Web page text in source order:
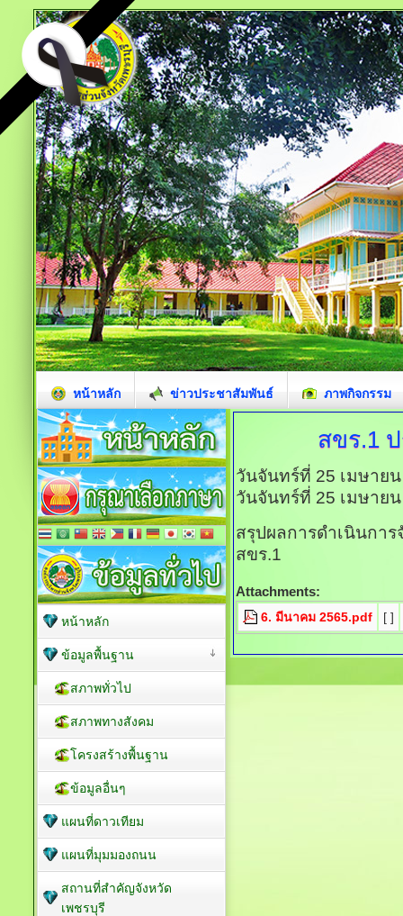
หน้าหลัก ข่าวประชาสัมพันธ์ ภาพกิจกรรม
สขร.1
วันจันทร์ที่ 25 เมษาย
วันจันทร์ที่ 25 เมษาย
สรุปผลการดำเนินกา
สขร.1
Attachments:
6. มีนาคม 2565.pdf [ ]
หน้าหลัก
ข้อมูลพื้นฐาน
สภาพทั่วไป
สภาพทางสังคม
โครงสร้างพื้นฐาน
ข้อมูลอื่นๆ
แผนที่ดาวเทียม
แผนที่มุมมองถนน
สถานที่สำคัญจังหวัด
เพชรบุรี